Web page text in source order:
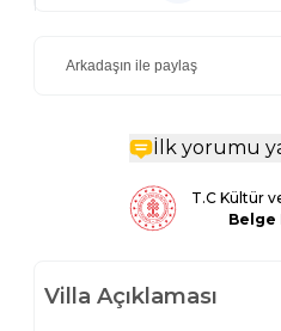
Arkadaşın ile paylaş
İlk yorumu
T.C Kültür
Belge
Villa Açıklaması